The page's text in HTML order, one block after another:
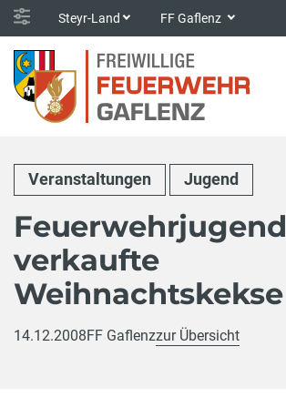
Steyr-Land FF Gaflenz
Veranstaltungen Jugend
Feuerwehrjugend
verkaufte
Weihnachtskekse
14.12.2008FF Gaflenzzur Übersicht